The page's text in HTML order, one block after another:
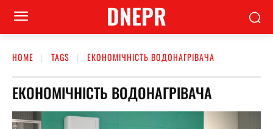
DNEPR
HOME TAGS ЕКОНОМІЧНІСТЬ ВОДОНАГРІВАЧА
ЕКОНОМІЧНІСТЬ ВОДОНАГРІВАЧА